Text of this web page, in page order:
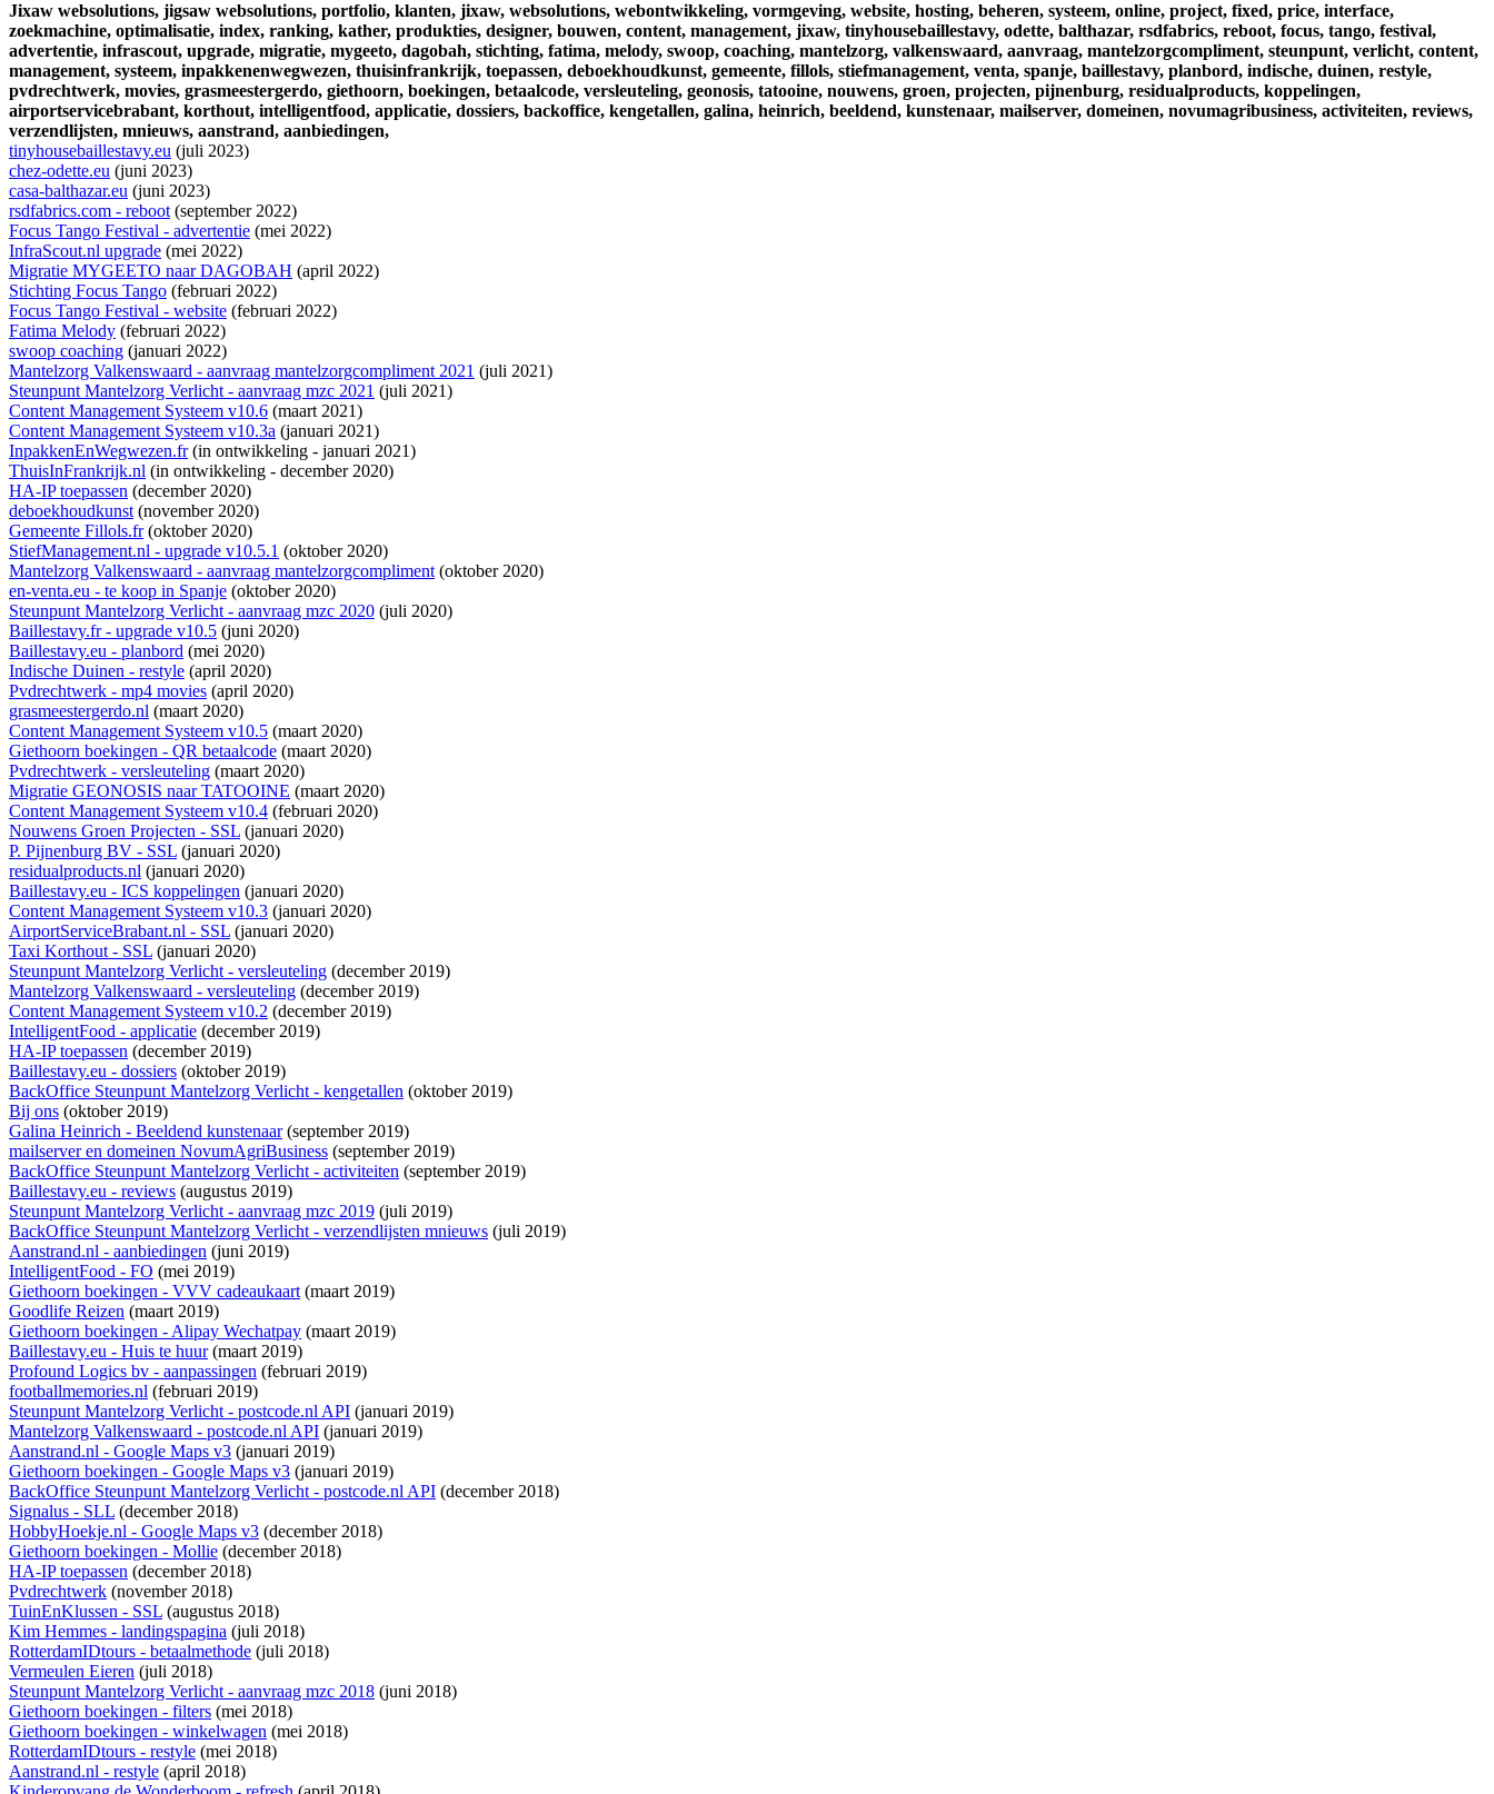
Jixaw websolutions, jigsaw websolutions, portfolio, klanten, jixaw, websolutions, webontwikkeling, vormgeving, website, hosting, beheren, systeem, online, project, fixed, price, interface,
zoekmachine, optimalisatie, index, ranking, kather, produkties, designer, bouwen, content, management, jixaw, tinyhousebaillestavy, odette, balthazar, rsdfabrics, reboot, focus, tango, festival,
advertentie, infrascout, upgrade, migratie, mygeeto, dagobah, stichting, fatima, melody, swoop, coaching, mantelzorg, valkenswaard, aanvraag, mantelzorgcompliment, steunpunt, verlicht, content,
management, systeem, inpakkenenwegwezen, thuisinfrankrijk, toepassen, deboekhoudkunst, gemeente, fillols, stiefmanagement, venta, spanje, baillestavy, planbord, indische, duinen, restyle,
pvdrechtwerk, movies, grasmeestergerdo, giethoorn, boekingen, betaalcode, versleuteling, geonosis, tatooine, nouwens, groen, projecten, pijnenburg, residualproducts, koppelingen,
airportservicebrabant, korthout, intelligentfood, applicatie, dossiers, backoffice, kengetallen, galina, heinrich, beeldend, kunstenaar, mailserver, domeinen, novumagribusiness, activiteiten, reviews,
verzendlijsten, mnieuws, aanstrand, aanbiedingen,
tinyhousebaillestavy.eu (juli 2023)
chez-odette.eu (juni 2023)
casa-balthazar.eu (juni 2023)
rsdfabrics.com - reboot(september 2022)
Focus Tango Festival - advertentie (mei 2022)
InfraScout.nl upgrade (mei 2022)
Migratie MYGEETO naar DAGOBAH (april 2022)
Stichting Focus Tango (februari 2022)
Focus Tango Festival - website (februari 2022)
Fatima Melody (februari 2022)
swoop coaching (januari 2022)
Mantelzorg Valkenswaard - aanvraag mantelzorgcompliment 2021 (juli 2021)
Steunpunt Mantelzorg Verlicht - aanvraag mzc 2021 (juli 2021)
Content Management Systeem v10.6 (maart 2021)
Content Management Systeem v10.3a (januari 2021)
InpakkenEnWegwezen.fr(in ontwikkeling - januari 2021)
ThuisInFrankrijk.nl (in ontwikkeling - december 2020)
HA-IP toepassen (december 2020)
deboekhoudkunst(november 2020)
Gemeente Fillols.fr(oktober 2020)
StiefManagement.nl - upgrade v10.5.1 (oktober 2020)
Mantelzorg Valkenswaard - aanvraag mantelzorgcompliment(oktober 2020)
en-venta.eu - te koop in Spanje (oktober 2020)
Steunpunt Mantelzorg Verlicht - aanvraag mzc 2020 (juli 2020)
Baillestavy.fr - upgrade v10.5 (juni 2020)
Baillestavy.eu - planbord (mei 2020)
Indische Duinen - restyle (april 2020)
Pvdrechtwerk - mp4 movies (april 2020)
grasmeestergerdo.nl (maart 2020)
Content Management Systeem v10.5 (maart 2020)
Giethoorn boekingen - QR betaalcode (maart 2020)
Pvdrechtwerk - versleuteling (maart 2020)
Migratie GEONOSIS naar TATOOINE (maart 2020)
Content Management Systeem v10.4 (februari 2020)
Nouwens Groen Projecten - SSL (januari 2020)
P. Pijnenburg BV - SSL (januari 2020)
residualproducts.nl (januari 2020)
Baillestavy.eu - ICS koppelingen (januari 2020)
Content Management Systeem v10.3 (januari 2020)
AirportServiceBrabant.nl - SSL (januari 2020)
Taxi Korthout - SSL (januari 2020)
Steunpunt Mantelzorg Verlicht - versleuteling (december 2019)
Mantelzorg Valkenswaard - versleuteling (december 2019)
Content Management Systeem v10.2 (december 2019)
IntelligentFood - applicatie (december 2019)
HA-IP toepassen (december 2019)
Baillestavy.eu - dossiers (oktober 2019)
BackOffice Steunpunt Mantelzorg Verlicht - kengetallen (oktober 2019)
Bij ons (oktober 2019)
Galina Heinrich - Beeldend kunstenaar(september 2019)
mailserver en domeinen NovumAgriBusiness (september 2019)
BackOffice Steunpunt Mantelzorg Verlicht - activiteiten (september 2019)
Baillestavy.eu - reviews (augustus 2019)
Steunpunt Mantelzorg Verlicht - aanvraag mzc 2019 (juli 2019)
BackOffice Steunpunt Mantelzorg Verlicht - verzendlijsten mnieuws (juli 2019)
Aanstrand.nl - aanbiedingen (juni 2019)
IntelligentFood - FO (mei 2019)
Giethoorn boekingen - VVV cadeaukaart(maart 2019)
Goodlife Reizen (maart 2019)
Giethoorn boekingen - Alipay Wechatpay (maart 2019)
Baillestavy.eu - Huis te huur(maart 2019)
Profound Logics bv - aanpassingen (februari 2019)
footballmemories.nl (februari 2019)
Steunpunt Mantelzorg Verlicht - postcode.nl API (januari 2019)
Mantelzorg Valkenswaard - postcode.nl API (januari 2019)
Aanstrand.nl - Google Maps v3 (januari 2019)
Giethoorn boekingen - Google Maps v3 (januari 2019)
BackOffice Steunpunt Mantelzorg Verlicht - postcode.nl API (december 2018)
Signalus - SLL (december 2018)
HobbyHoekje.nl - Google Maps v3 (december 2018)
Giethoorn boekingen - Mollie (december 2018)
HA-IP toepassen (december 2018)
Pvdrechtwerk (november 2018)
TuinEnKlussen - SSL (augustus 2018)
Kim Hemmes - landingspagina (juli 2018)
RotterdamIDtours - betaalmethode (juli 2018)
Vermeulen Eieren (juli 2018)
Steunpunt Mantelzorg Verlicht - aanvraag mzc 2018 (juni 2018)
Giethoorn boekingen - filters (mei 2018)
Giethoorn boekingen - winkelwagen (mei 2018)
RotterdamIDtours - restyle (mei 2018)
Aanstrand.nl - restyle (april 2018)